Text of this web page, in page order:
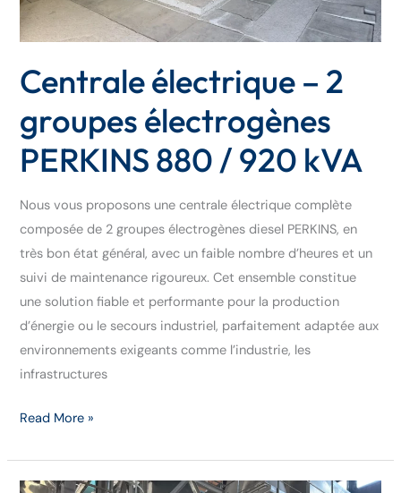
Centrale électrique – 2
groupes électrogènes
PERKINS 880 / 920 kVA
Nous vous proposons une centrale électrique complète
composée de 2 groupes électrogènes diesel PERKINS, en
très bon état général, avec un faible nombre d’heures et un
suivi de maintenance rigoureux. Cet ensemble constitue
une solution fiable et performante pour la production
d’énergie ou le secours industriel, parfaitement adaptée aux
environnements exigeants comme l’industrie, les
infrastructures
kVA
Read More »